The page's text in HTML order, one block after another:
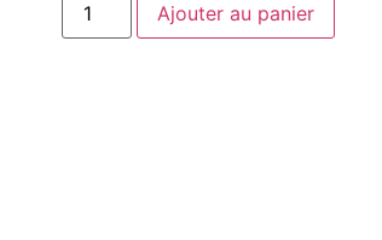
Ajouter au panier